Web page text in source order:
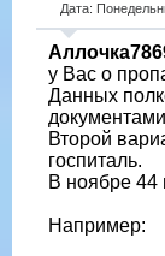
Дата:
у Вас о
Данных
Второй
госпиталь.
В ноябре 44
Например: